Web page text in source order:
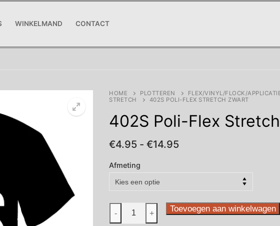
WINKELMAND CONTACT
HOME PLOTTEREN FLEX/VINYL/FLOCK/
STRETCH
402S POLI-FLEX STRETCH ZWART
402S Poli-Flex
€4.95 - €14.95Prijsklasse:
Afmeting
Poli-
- + Toevoegen aan winkelwagen